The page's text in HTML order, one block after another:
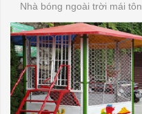
Nhà bóng ngoài trời mái tôn